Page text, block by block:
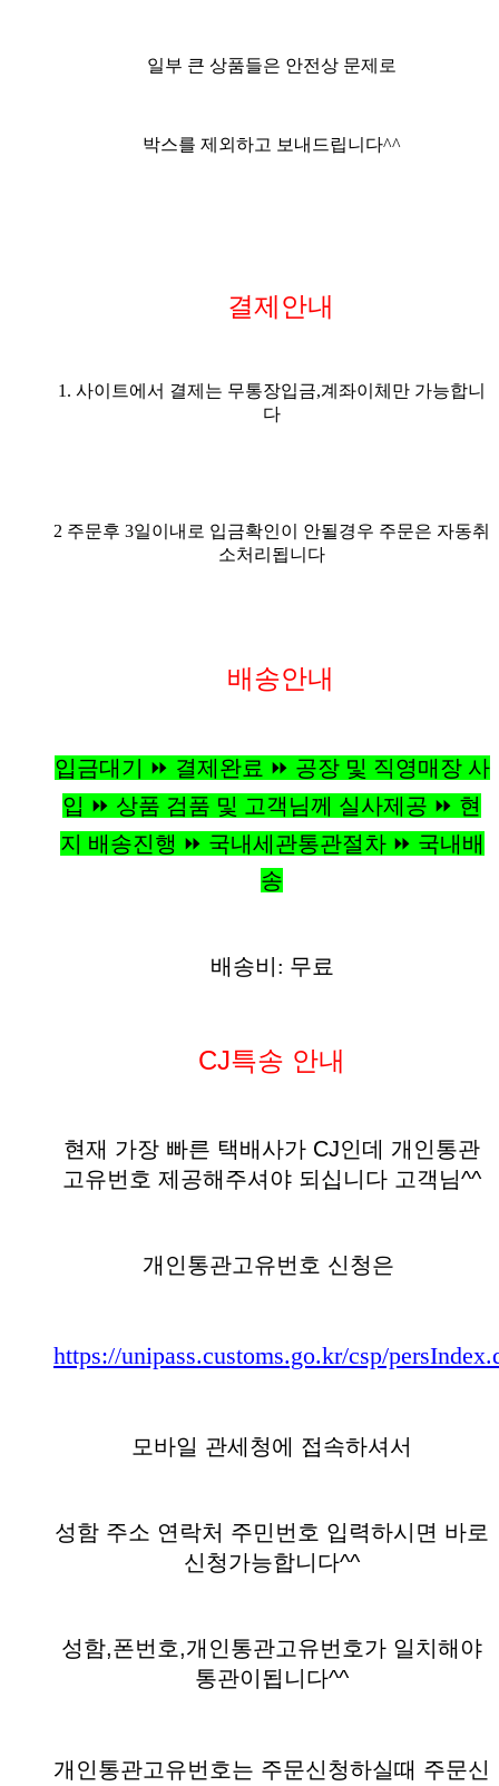
일부 큰 상품들은 안전상 문제로
박스를 제외하고 보내드립니다^^
결제안내
1. 사이트에서 결제는 무통장입금,계좌이체만 가능합니
다
2 주문후 3일이내로 입금확인이 안될경우 주문은 자동취
소처리됩니다
배송안내
입금대기 ⏩ 결제완료 ⏩ 공장 및 직영매장 사
입 ⏩ 상품 검품 및 고객님께 실사제공 ⏩ 현
지 배송진행 ⏩ 국내세관통관절차 ⏩ 국내배
송
배송비: 무료
CJ특송 안내
현재 가장 빠른 택배사가 CJ인데 개인통관
고유번호 제공해주셔야 되십니다 고객님^^
개인통관고유번호 신청은
https://unipass.customs.go.kr/csp/
모바일 관세청에 접속하셔서
성함 주소 연락처 주민번호 입력하시면 바로
신청가능합니다^^
성함,폰번호,개인통관고유번호가 일치해야
통관이됩니다^^
개인통관고유번호는 주문신청하실때 주문신